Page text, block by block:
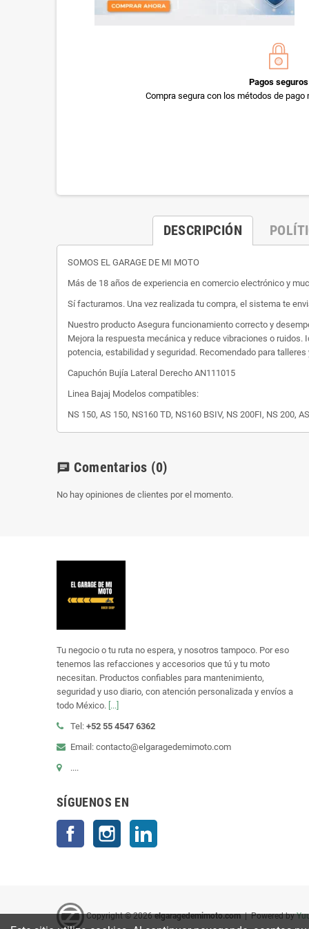
Pagos seguros
Compra segura con los métodos de
DESCRIPCIÓN
SOMOS EL GARAGE DE MI MOTO
Más de 18 años de experiencia en comercio electrónico y
Sí facturamos. Una vez realizada tu compra, el sistema te
Nuestro producto Asegura funcionamiento correcto y
Mejora la respuesta mecánica y reduce vibraciones o
potencia, estabilidad y seguridad. Recomendado para
Capuchón Bujía Lateral Derecho AN111015
Linea Bajaj Modelos compatibles:
NS 150, AS 150, NS160 TD, NS160 BSIV, NS 200FI, NS 200,
chat Comentarios (0)
No hay opiniones de clientes por el momento.
Tu negocio o tu ruta no espera, y nosotros tampoco. Por eso
tenemos las refacciones y accesorios que tú y tu moto
necesitan. Productos confiables para mantenimiento,
seguridad y uso diario, con atención personalizada y envíos a
todo México. [...]
Tel: +52 55 4547 6362
Email: contacto@elgaragedemimoto.com
....
SÍGUENOS EN
Facebook Instagram
Copyright © 2026elgaragedemimoto.com| Powered by